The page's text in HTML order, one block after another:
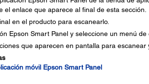
el enlace que aparece al final de esta sección.
en el producto para escanearlo.
Epson Smart Panel y seleccione un menú
que aparecen en pantalla para escanear
móvil Epson Smart Panel